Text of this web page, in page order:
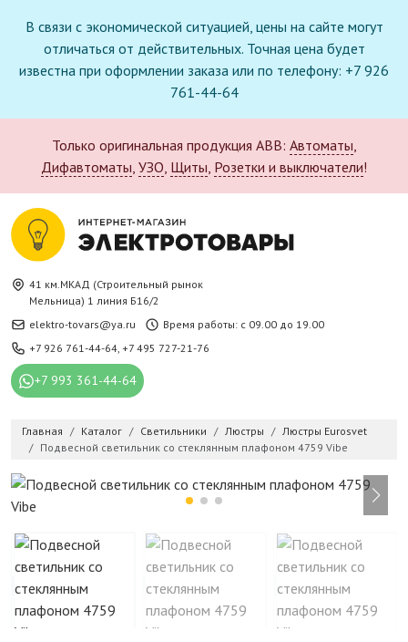
В связи с экономической ситуацией, цены на сайте могут
отличаться от действительных. Точная цена будет
известна при оформлении заказа или по телефону: +7 926
761-44-64
Только оригинальная продукция ABB: Автоматы,
Дифавтоматы, УЗО, Щиты, Розетки и выключатели!
41 км.МКАД (Строительный рынок
Мельница) 1 линия Б16/2
elektro-tovars@ya.ru
Время работы: с 09.00 до 19.00
+7 926 761-44-64, +7 495 727-21-76
+7 993 361-44-64
Главная Каталог Светильники Люстры
Люстры Eurosvet
Подвесной светильник со стеклянным плафоном 4759 Vibe